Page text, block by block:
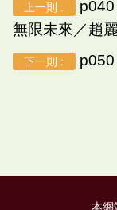
上一則 :
p040
無限未來／趙
下一則 : p050
本網